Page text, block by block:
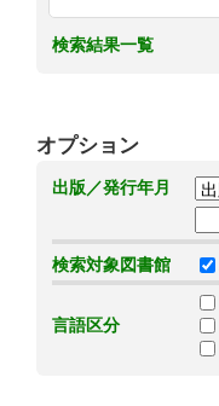
検索結果一覧
オプション
出版／発行年月
検索対象図書館
言語区分